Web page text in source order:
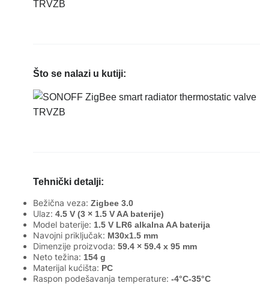
Što se nalazi u kutiji:
Tehnički detalji:
Bežična veza: Zigbee 3.0
Ulaz: 4.5 V (3 × 1.5 V AA baterije)
Model baterije: 1.5 V LR6 alkalna AA baterija
Navojni priključak: M30x1.5 mm
Dimenzije proizvoda: 59.4 × 59.4 x 95 mm
Neto težina: 154 g
Materijal kućišta: PC
Raspon podešavanja temperature: -4°C-35°C